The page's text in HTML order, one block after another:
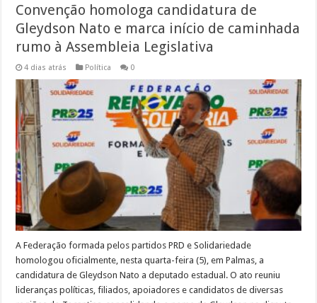
Convenção homologa candidatura de
Gleydson Nato e marca início de caminhada
rumo à Assembleia Legislativa
4 dias atrás Política 0
A Federação formada pelos partidos PRD e Solidariedade
homologou oficialmente, nesta quarta-feira (5), em Palmas, a
candidatura de Gleydson Nato a deputado estadual. O ato reuniu
lideranças políticas, filiados, apoiadores e candidatos de diversas